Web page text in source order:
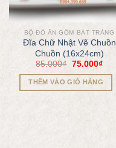
BỘ ĐỒ ĂN GỐM BÁT TRÀNG
Đĩa Chữ Nhật Vẽ Chuồn
Chuồn (16x24cm)
85.000₫ 75.000₫
THÊM VÀO GIỎ HÀNG